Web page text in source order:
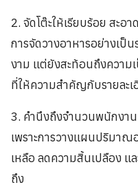
2. จัดโต๊ะให้เรียบร้อย สะอา
การจัดวางอาหารอย่างเป็
งาม แต่ยังสะท้อนถึงความ
ที่ให้ความสำคัญกับรายละเ
3. คำนึงถึงจำนวนพนักงา
เพราะการวางแผนปริมาณ
เหลือ ลดความสิ้นเปลือง แ
ถึง